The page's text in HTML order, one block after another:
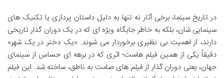
در تاریخ سینما، برخی آثار نه تنها به دلیل داستان پردازی یا تکنیک های
سینمایی شان، بلکه به خاطر جایگاه ویژه ای که در یک دوران گذار تاریخی
دارند، از اهمیت بی نظیری برخوردار می شوند. «یک دختر در یک شهر»
دقیقاً یکی از همین فیلم هاست؛ اثری که در برهه ای حساس از سینمای
جهان، یعنی دوران گذار از فیلم های صامت به ناطق، ساخته شد. این فیلم